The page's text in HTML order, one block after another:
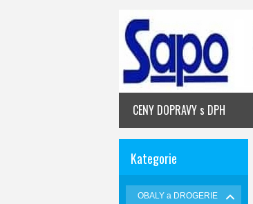
CENY DOPRAVY s DPH
Kategorie
OBALY a DROGERIE